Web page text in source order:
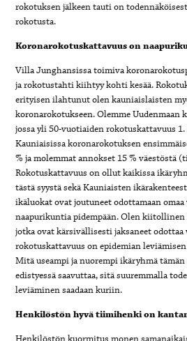
rokotuksen jälkeen tauti on
rokotusta.
Koronarokotuskattavuus on
Villa Junghansissa toimiva
ja rokotustahti kiihtyy kohti kesää.
erityisen ilahtunut olen kauniaislaisten
koronarokotukseen. Olemme Uudenmaan
jossa yli 50-vuotiaiden rokotuskattavuus
Kauniaisissa koronarokotuksen
% ja molemmat annokset 15 % väestöstä
Rokotuskattavuus on ollut kaikissa
tästä syystä sekä Kauniaisten
ikäluokat ovat joutuneet odottamaan
naapurikuntia pidempään. Olen
jotka ovat kärsivällisesti jaksaneet odottaa
rokotuskattavuus on epidemian
Mitä useampi ja nuorempi ikäryhmä
edistyessä saavuttaa, sitä suuremmalla
leviäminen saadaan kuriin.
Henkilöstön hyvä tiimihenki on